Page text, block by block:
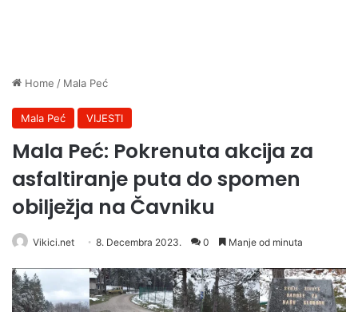
Home / Mala Peć
Mala Peć VIJESTI
Mala Peć: Pokrenuta akcija za
asfaltiranje puta do spomen
obilježja na Čavniku
Vikici.net 8. Decembra 2023. 0 Manje od minuta